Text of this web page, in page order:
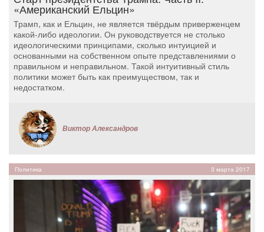
«Американский Ельцин»
Трамп, как и Ельцин, не является твёрдым приверженцем
какой-либо идеологии. Он руководствуется не столько
идеологическими принципами, сколько интуицией и
основанными на собственном опыте представлениями о
правильном и неправильном. Такой интуитивный стиль
политики может быть как преимуществом, так и
недостатком.
Виктор Александров
Политика 3 марта 2017